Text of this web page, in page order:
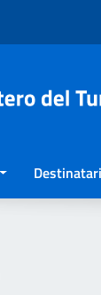
Destinatari